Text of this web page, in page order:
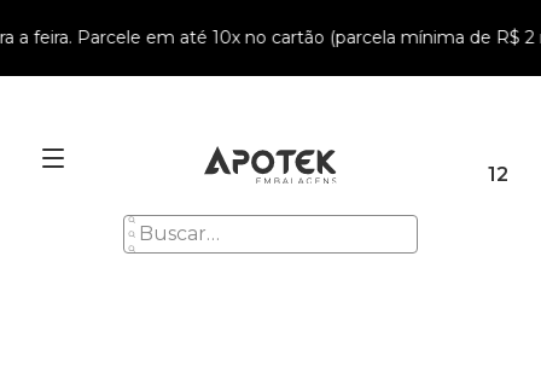
feira. Parcele em até 10x no cartão (parcela mínima de R$ 2
12